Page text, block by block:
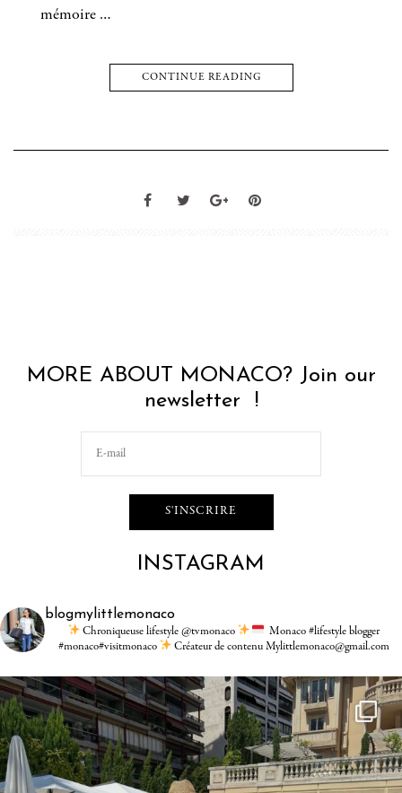
mémoire …
CONTINUE READING
MORE ABOUT MONACO? Join our
newsletter !
INSTAGRAM
blogmylittlemonaco
Chroniqueuse lifestyle @tvmonaco
Monaco #lifestyle blogger
#monaco#visitmonaco
Créateur de contenu Mylittlemonaco@gmail.com